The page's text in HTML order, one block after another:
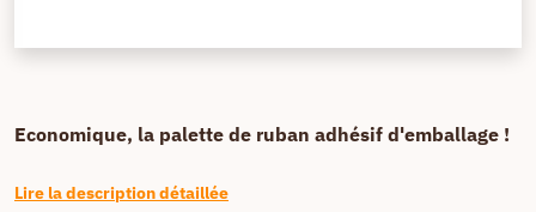
Economique, la palette de ruban adhésif d'emballage !
Lire la description détaillée